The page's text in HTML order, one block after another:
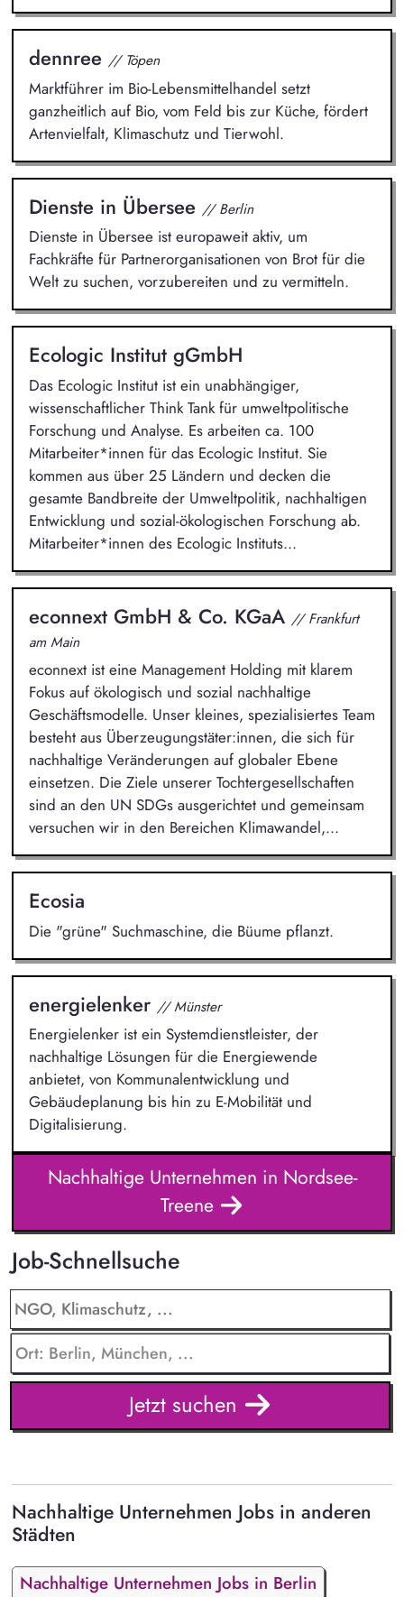
dennree // Töpen
Marktführer im Bio-Lebensmittelhandel setzt
ganzheitlich auf Bio, vom Feld bis zur Küche, fördert
Artenvielfalt, Klimaschutz und Tierwohl.
Dienste in Übersee // Berlin
Dienste in Übersee ist europaweit aktiv, um
Fachkräfte für Partnerorganisationen von Brot für die
Welt zu suchen, vorzubereiten und zu vermitteln.
Ecologic Institut gGmbH
Das Ecologic Institut ist ein unabhängiger,
wissenschaftlicher Think Tank für umweltpolitische
Forschung und Analyse. Es arbeiten ca. 100
Mitarbeiter*innen für das Ecologic Institut. Sie
kommen aus über 25 Ländern und decken die
gesamte Bandbreite der Umweltpolitik, nachhaltigen
Entwicklung und sozial-ökologischen Forschung ab.
Mitarbeiter*innen des Ecologic Instituts...
econnext GmbH & Co. KGaA // Frankfurt
am Main
econnext ist eine Management Holding mit klarem
Fokus auf ökologisch und sozial nachhaltige
Geschäftsmodelle. Unser kleines, spezialisiertes Team
besteht aus Überzeugungstäter:innen, die sich für
nachhaltige Veränderungen auf globaler Ebene
einsetzen. Die Ziele unserer Tochtergesellschaften
sind an den UN SDGs ausgerichtet und gemeinsam
versuchen wir in den Bereichen Klimawandel,...
Ecosia
Die "grüne" Suchmaschine, die Büume pflanzt.
energielenker // Münster
Energielenker ist ein Systemdienstleister, der
nachhaltige Lösungen für die Energiewende
anbietet, von Kommunalentwicklung und
Gebäudeplanung bis hin zu E-Mobilität und
Digitalisierung.
Nachhaltige Unternehmen in Nordsee-
Treene
Job-Schnellsuche
Jetzt suchen
Nachhaltige Unternehmen Jobs in anderen
Städten
Nachhaltige Unternehmen Jobs in Berlin